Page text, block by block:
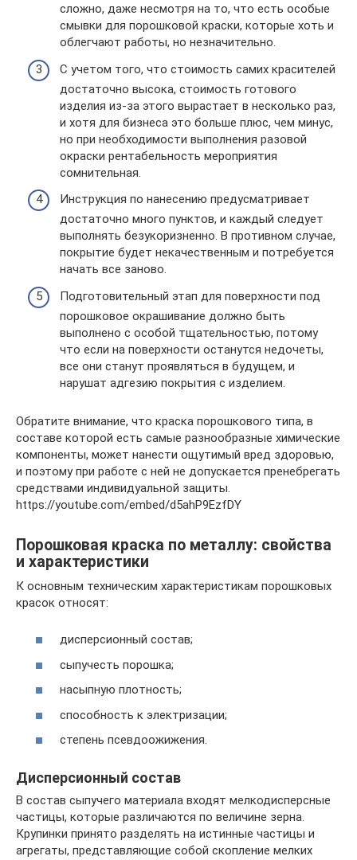
сложно, даже несмотря на то, что есть особые
смывки для порошковой краски, которые хоть и
облегчают работы, но незначительно.
С учетом того, что стоимость самих красителей
достаточно высока, стоимость готового
изделия из-за этого вырастает в несколько раз,
и хотя для бизнеса это больше плюс, чем минус,
но при необходимости выполнения разовой
окраски рентабельность мероприятия
сомнительная.
Инструкция по нанесению предусматривает
достаточно много пунктов, и каждый следует
выполнять безукоризненно. В противном случае,
покрытие будет некачественным и потребуется
начать все заново.
Подготовительный этап для поверхности под
порошковое окрашивание должно быть
выполнено с особой тщательностью, потому
что если на поверхности останутся недочеты,
все они станут проявляться в будущем, и
нарушат адгезию покрытия с изделием.
Обратите внимание, что краска порошкового типа, в
составе которой есть самые разнообразные химические
компоненты, может нанести ощутимый вред здоровью,
и поэтому при работе с ней не допускается пренебрегать
средствами индивидуальной защиты.
https://youtube.com/embed/d5ahP9EzfDY
Порошковая краска по металлу: свойства
и характеристики
К основным техническим характеристикам порошковых
красок относят:
дисперсионный состав;
сыпучесть порошка;
насыпную плотность;
способность к электризации;
степень псевдоожижения.
Дисперсионный состав
В состав сыпучего материала входят мелкодисперсные
частицы, которые различаются по величине зерна.
Крупинки принято разделять на истинные частицы и
агрегаты, представляющие собой скопление мелких